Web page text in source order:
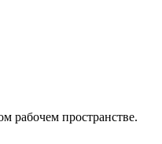
рабочем пространстве.